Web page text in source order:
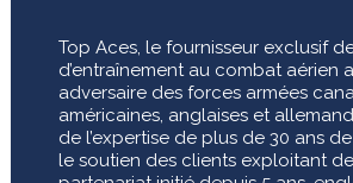
Top Aces, le fournisseur exclusif
d’entraînement au combat aérien
adversaire des forces armées
américaines, anglaises et
de l’expertise de plus de 30 ans
le soutien des clients exploitant